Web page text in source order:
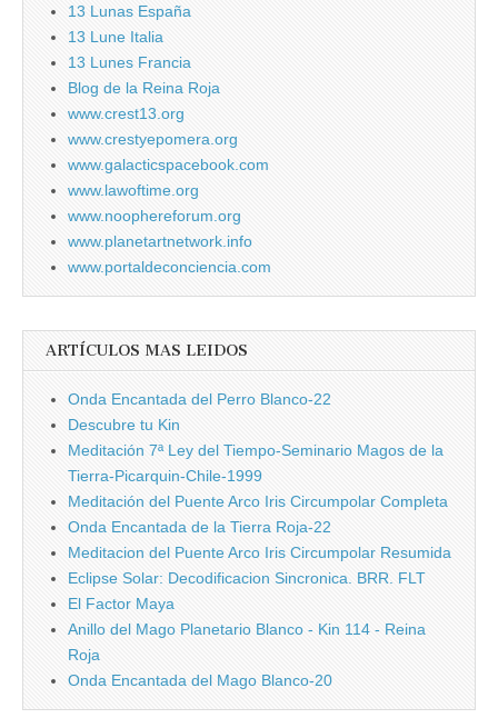
13 Lunas España
13 Lune Italia
13 Lunes Francia
Blog de la Reina Roja
www.crest13.org
www.crestyepomera.org
www.galacticspacebook.com
www.lawoftime.org
www.noophereforum.org
www.planetartnetwork.info
www.portaldeconciencia.com
ARTÍCULOS MAS LEIDOS
Onda Encantada del Perro Blanco-22
Descubre tu Kin
Meditación 7ª Ley del Tiempo-Seminario Magos de la
Tierra-Picarquin-Chile-1999
Meditación del Puente Arco Iris Circumpolar Completa
Onda Encantada de la Tierra Roja-22
Meditacion del Puente Arco Iris Circumpolar Resumida
Eclipse Solar: Decodificacion Sincronica. BRR. FLT
El Factor Maya
Anillo del Mago Planetario Blanco - Kin 114 - Reina
Roja
Onda Encantada del Mago Blanco-20